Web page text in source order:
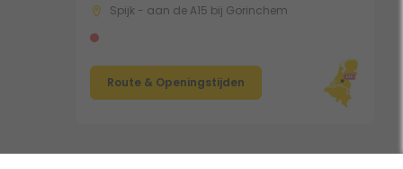
Spijk - aan de A15 bij Gorinchem
Route & Openingstijden